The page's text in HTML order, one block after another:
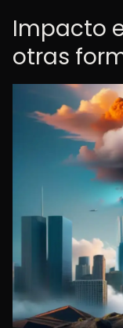
Impacto
otras